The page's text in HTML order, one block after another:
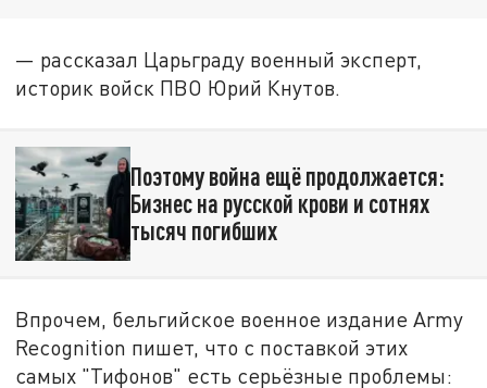
— рассказал Царьграду военный эксперт,
историк войск ПВО Юрий Кнутов.
Поэтому война ещё продолжается:
Бизнес на русской крови и сотнях
тысяч погибших
Впрочем, бельгийское военное издание Army
Recognition пишет, что с поставкой этих
самых "Тифонов" есть серьёзные проблемы: